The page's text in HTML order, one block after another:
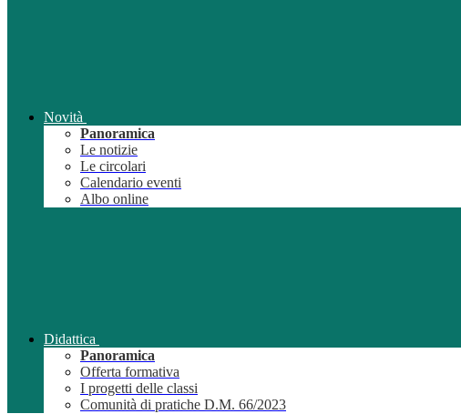
Novità
Panoramica
Le notizie
Le circolari
Calendario eventi
Albo online
Didattica
Panoramica
Offerta formativa
I progetti delle classi
Comunità di pratiche D.M. 66/2023